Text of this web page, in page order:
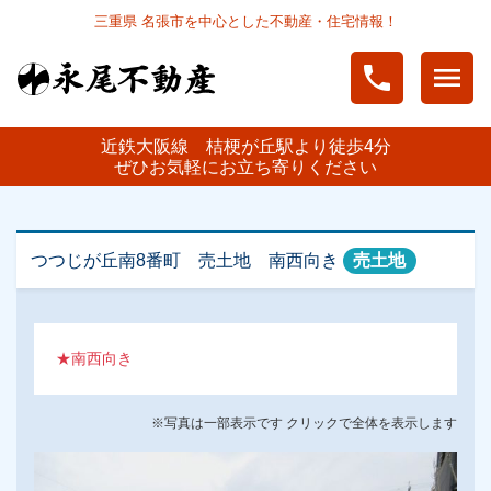
三重県 名張市を中心とした不動産・住宅情報！
phone menu
近鉄大阪線 桔梗が丘駅より徒歩4分
ぜひお気軽にお立ち寄りください
つつじが丘南8番町 売土地 南西向き 売土地
★南西向き
※写真は一部表示です クリックで全体を表示します